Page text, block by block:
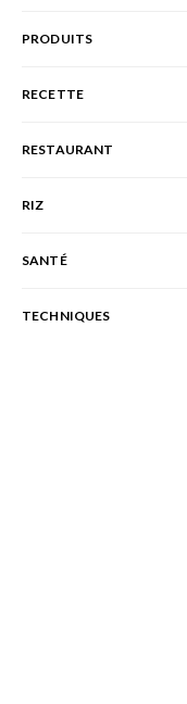
PRODUITS
RECETTE
RESTAURANT
RIZ
SANTÉ
TECHNIQUES